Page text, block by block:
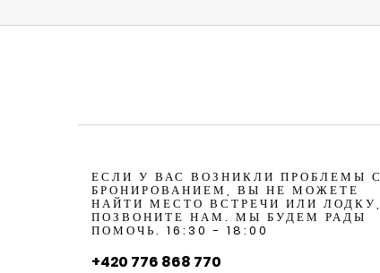
ЕСЛИ У ВАС ВОЗНИКЛИ ПРОБЛЕМЫ С
БРОНИРОВАНИЕМ, ВЫ НЕ МОЖЕТЕ
НАЙТИ МЕСТО ВСТРЕЧИ ИЛИ ЛОДКУ,
ПОЗВОНИТЕ НАМ. МЫ БУДЕМ РАДЫ
ПОМОЧЬ. 16:30 - 18:00
+420 776 868 770